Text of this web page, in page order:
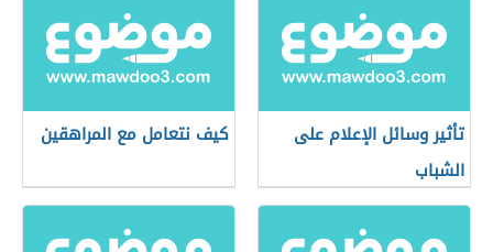
تأثير وسائل الإعلام على
الشباب
كيف نتعامل مع المراهقين